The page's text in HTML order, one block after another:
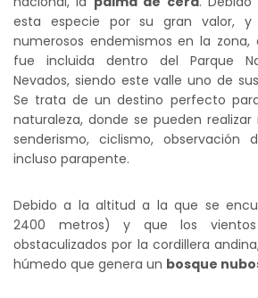
esta especie por su gran valor,
numerosos endemismos en la zona,
fue incluida dentro del Parque
Nevados, siendo este valle uno de
Se trata de un destino perfecto
naturaleza, donde se pueden
senderismo, ciclismo,
incluso parapente.
Debido a la altitud a la que se
2400 metros) y que los
obstaculizados por la cordillera
húmedo que genera un bosque